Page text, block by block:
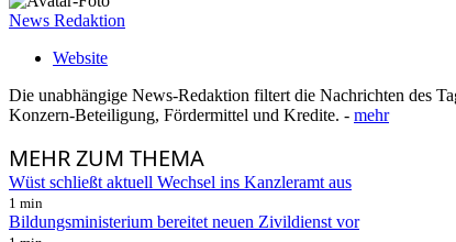
News Redaktion
Website
Die unabhängige News-Redaktion filtert die Nachrichten des
Konzern-Beteiligung, Fördermittel und Kredite. - mehr
MEHRZUM THEMA
Wüst schließt aktuell Wechsel ins Kanzleramt aus
1 min
Bildungsministerium bereitet neuen Zivildienst vor